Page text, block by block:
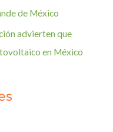
de México
advierten que
en México